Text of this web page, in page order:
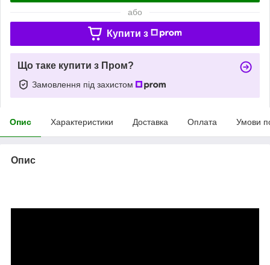
або
Купити з
Що таке купити з Пром?
Замовлення під захистом
Опис Характеристики Доставка Оплата Умови
Опис